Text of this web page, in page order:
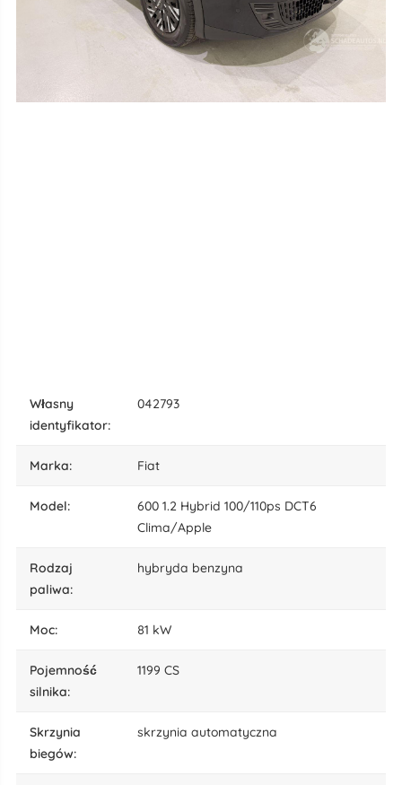
własny
identyfikator:
042793
marka: Fiat
model:
600 1.2 Hybrid 100/110ps DCT6
Clima/Apple
rodzaj
paliwa:
hybryda benzyna
moc: 81 kW
pojemność
silnika:
1199 CS
skrzynia
biegów:
skrzynia automatyczna